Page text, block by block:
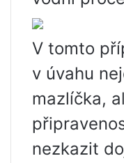
V tomto
v úvahu
mazlíčka,
nezkazit